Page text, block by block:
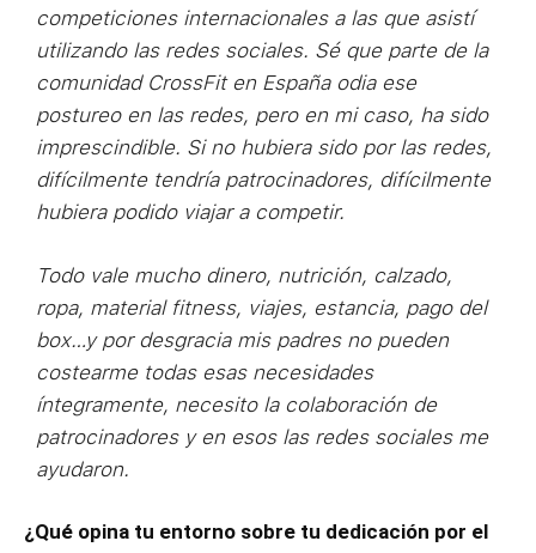
competiciones internacionales a las que asistí
utilizando las redes sociales. Sé que parte de la
comunidad CrossFit en España odia ese
postureo en las redes, pero en mi caso, ha sido
imprescindible. Si no hubiera sido por las redes,
difícilmente tendría patrocinadores, difícilmente
hubiera podido viajar a competir.
Todo vale mucho dinero, nutrición, calzado,
ropa, material fitness, viajes, estancia, pago del
box…y por desgracia mis padres no pueden
costearme todas esas necesidades
íntegramente, necesito la colaboración de
patrocinadores y en esos las redes sociales me
ayudaron.
¿Qué opina tu entorno sobre tu dedicación por el